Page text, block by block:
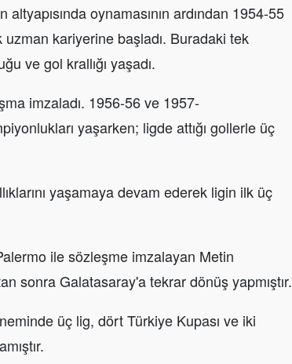
oynamasının ardından 1954-55
kariyerine başladı. Buradaki tek
ve gol krallığı yaşadı.
imzaladı. 1956-56 ve 1957-
yaşarken; ligde attığı gollerle üç
yaşamaya devam ederek ligin ilk üç
ile sözleşme imzalayan Metin
sonra Galatasaray'a tekrar dönüş yapmıştır.
üç lig, dört Türkiye Kupası ve iki